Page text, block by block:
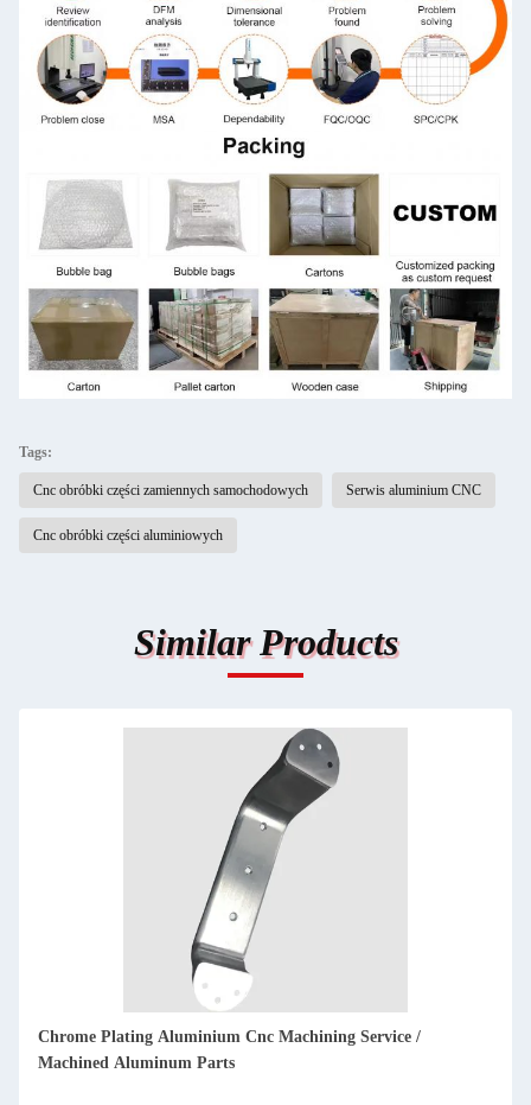
Tags:
Cnc obróbki części zamiennych samochodowych Serwis aluminium CNC
Cnc obróbki części aluminiowych
Similar Products
Specjalistycznie wyprodukowane, specjalnie wykonane części
aluminiowe ± 0,1 mm dla przedsiębiorstw